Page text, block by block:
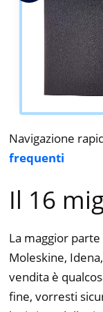
Navigazione
frequenti
Il 16
La maggior
Moleskine,
vendita è
fine, vorresti